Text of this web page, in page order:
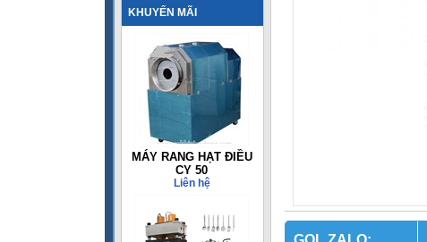
KHUYẾN MÃI
MÁY RANG HẠT ĐIỀU
CY 50
Liên hệ